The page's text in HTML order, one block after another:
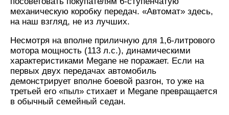
механическую коробку передач. «Автомат» здесь,
на наш взгляд, не из лучших.
Несмотря на вполне приличную для 1,6-литрового
мотора мощность (113 л.с.), динамическими
характеристиками Megane не поражает. Если на
первых двух передачах автомобиль
демонстрирует вполне боевой разгон, то уже на
третьей его «пыл» стихает и Megane превращается
в обычный семейный седан.